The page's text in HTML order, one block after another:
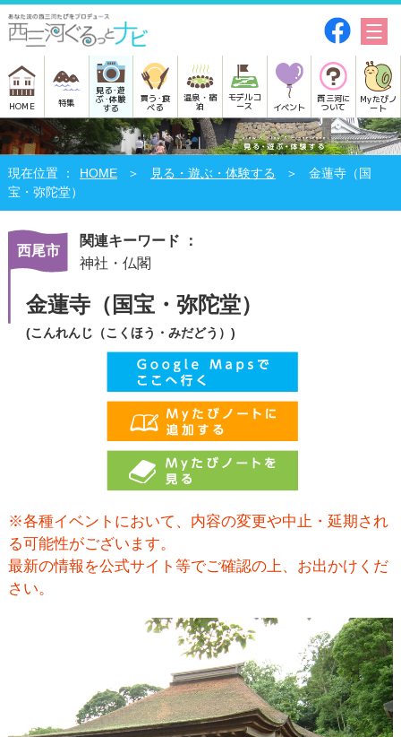
HOME 特集
見る･遊
ぶ･体験
する
買う･食
べる
温泉・宿
泊
モデルコ
ース イベント
西三河に
ついて
Myたびノ
ート
HOME 見る・遊ぶ・体験する
金蓮寺（国
宝・弥陀堂）
西尾市
関連キーワード ：
神社・仏閣
金蓮寺（国宝・弥陀堂）
(こんれんじ（こくほう・みだどう）)
※各種イベントにおいて、内容の変更や中止・延期され
る可能性がございます。
最新の情報を公式サイト等でご確認の上、お出かけくだ
さい。